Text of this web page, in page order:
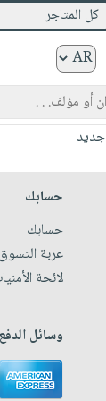
كل المتاجر
جديد
حسابك
حسابك
عربة التسوق
لائحة
وسائل الدفع